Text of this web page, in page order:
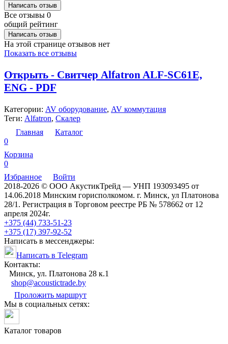
Написать отзыв
Все отзывы 0
общий рейтинг
Написать отзыв
На этой странице отзывов нет
Показать все отзывы
Открыть - Свитчер Alfatron ALF-SC61E,
ENG - PDF
Категории: AV оборудование, AV коммутация
Теги: Alfatron, Скалер
Главная
Каталог
0
Корзина
0
Избранное
Войти
2018-2026 © ООО АкустикТрейд — УНП 193093495 от
14.06.2018 Минским горисполкомом. г. Минск, ул Платонова
28/1. Регистрация в Торговом реестре РБ № 578662 от 12
апреля 2024г.
+375 (44) 733-51-23
+375 (17) 397-92-52
Написать в мессенджеры:
Написать в Telegram
Контакты:
Минск, ул. Платонова 28 к.1
shop@acoustictrade.by
Проложить маршрут
Мы в социальных сетях:
Каталог товаров